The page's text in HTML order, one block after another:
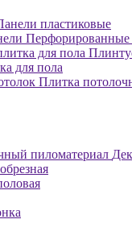
пластиковые
Перфорированные
для пола
Плитка